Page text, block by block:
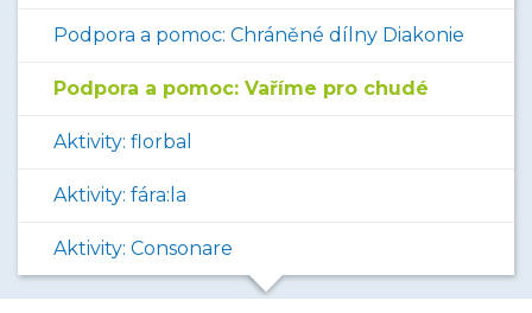
Podpora a pomoc: Chráněné dílny Diakonie
Podpora a pomoc: Vaříme pro chudé
Aktivity: florbal
Aktivity: fára:la
Aktivity: Consonare